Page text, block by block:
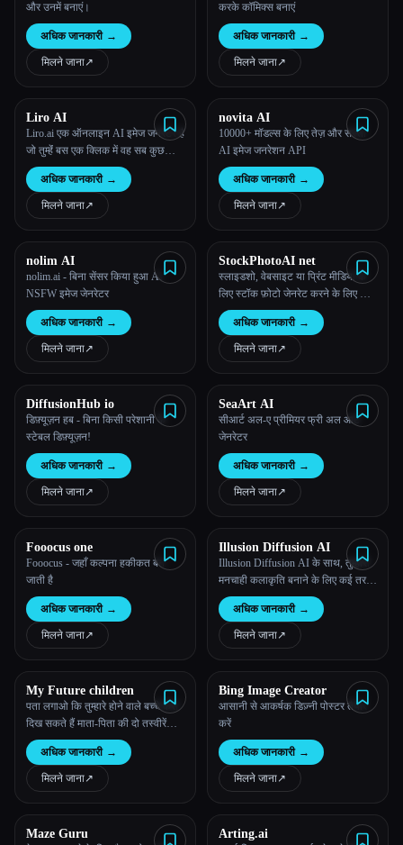
और उनमें बनाएं।
अधिक जानकारी →
मिलने जाना↗︎
करके कॉमिक्स बनाएं
अधिक जानकारी →
मिलने जाना↗︎
Liro AI
Liro.ai एक ऑनलाइन AI इमेज जनरेटर है
जो तुम्हेंं बस एक क्लिक में वह सब कुछ
बनाने में मदद करता है जिसकी तुम कल्पना
कर सकते हो।
अधिक जानकारी →
मिलने जाना↗︎
novita AI
10000+ मॉडल्स के लिए तेज़ और सस्ता
AI इमेज जनरेशन API
अधिक जानकारी →
मिलने जाना↗︎
nolim AI
nolim.ai - बिना सेंसर किया हुआ AI
NSFW इमेज जेनरेटर
अधिक जानकारी →
मिलने जाना↗︎
StockPhotoAI net
स्लाइडशो, वेबसाइट या प्रिंट मीडिया के
लिए स्टॉक फ़ोटो जेनरेट करने के लिए AI
का इस्तेमाल करें।
अधिक जानकारी →
मिलने जाना↗︎
DiffusionHub io
डिफ़्यूज़न हब - बिना किसी परेशानी के
स्टेबल डिफ़्यूज़न!
अधिक जानकारी →
मिलने जाना↗︎
SeaArt AI
सीआर्ट अल-ए प्रीमियर फ्री अल आर्ट
जेनरेटर
अधिक जानकारी →
मिलने जाना↗︎
Fooocus one
Fooocus - जहाँ कल्पना हकीकत बन
जाती है
अधिक जानकारी →
मिलने जाना↗︎
Illusion Diffusion AI
Illusion Diffusion AI के साथ, तुम्हारी
मनचाही कलाकृति बनाने के लिए कई तरह
के पैरामीटर उपलब्ध हैं
अधिक जानकारी →
मिलने जाना↗︎
My Future children
पता लगाओ कि तुम्हारे होने वाले बच्चे कैसे
दिख सकते हैं माता-पिता की दो तस्वीरें
अपलोड करें और 30 सेकंड में अपने बच्चे
की इमेज जेनरेट करें
अधिक जानकारी →
मिलने जाना↗︎
Bing Image Creator
आसानी से आकर्षक डिज़्नी पोस्टर तैयार
करें
अधिक जानकारी →
मिलने जाना↗︎
Maze Guru Arting.ai